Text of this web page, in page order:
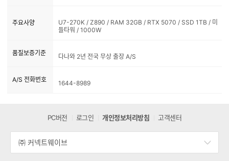
주요사양
U7-270K / Z890 / RAM 32GB / RTX 5070 / SSD 1TB / 미
들타워 / 1000W
품질보증기준 다나와 2년 전국 무상 출장 A/S
A/S 전화번호 1644-8989
PC버전 로그인 개인정보처리방침 고객센터
㈜ 커넥트웨이브
세